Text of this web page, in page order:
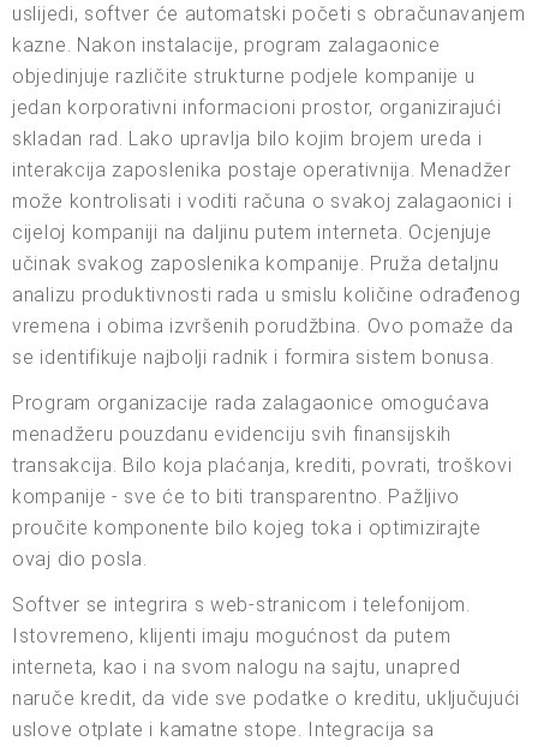
uslijedi, softver će automatski početi s obračunavanjem
kazne. Nakon instalacije, program zalagaonice
objedinjuje različite strukturne podjele kompanije u
jedan korporativni informacioni prostor, organizirajući
skladan rad. Lako upravlja bilo kojim brojem ureda i
interakcija zaposlenika postaje operativnija. Menadžer
može kontrolisati i voditi računa o svakoj zalagaonici i
cijeloj kompaniji na daljinu putem interneta. Ocjenjuje
učinak svakog zaposlenika kompanije. Pruža detaljnu
analizu produktivnosti rada u smislu količine odrađenog
vremena i obima izvršenih porudžbina. Ovo pomaže da
se identifikuje najbolji radnik i formira sistem bonusa.
Program organizacije rada zalagaonice omogućava
menadžeru pouzdanu evidenciju svih finansijskih
transakcija. Bilo koja plaćanja, krediti, povrati, troškovi
kompanije - sve će to biti transparentno. Pažljivo
proučite komponente bilo kojeg toka i optimizirajte
ovaj dio posla.
Softver se integrira s web-stranicom i telefonijom.
Istovremeno, klijenti imaju mogućnost da putem
interneta, kao i na svom nalogu na sajtu, unapred
naruče kredit, da vide sve podatke o kreditu, uključujući
uslove otplate i kamatne stope. Integracija sa